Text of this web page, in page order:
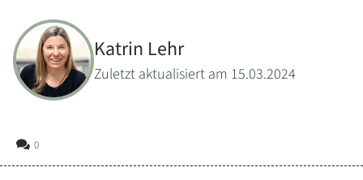
Katrin Lehr
Zuletzt aktualisiert am 15.03.2024
0